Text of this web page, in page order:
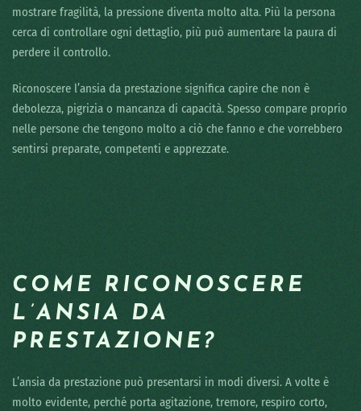
mostrare fragilità, la pressione diventa molto alta. Più la persona
cerca di controllare ogni dettaglio, più può aumentare la paura di
perdere il controllo.
Riconoscere l’ansia da prestazione significa capire che non è
debolezza, pigrizia o mancanza di capacità. Spesso compare proprio
nelle persone che tengono molto a ciò che fanno e che vorrebbero
sentirsi preparate, competenti e apprezzate.
COME RICONOSCERE
L’ANSIA DA
PRESTAZIONE?
L’ansia da prestazione può presentarsi in modi diversi. A volte è
molto evidente, perché porta agitazione, tremore, respiro corto,